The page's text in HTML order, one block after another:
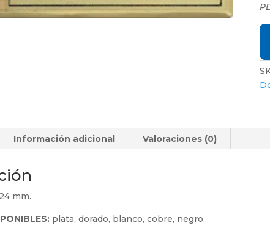
Información adicional Valoraciones (0)
mm.
plata, dorado, blanco, cobre, negro.